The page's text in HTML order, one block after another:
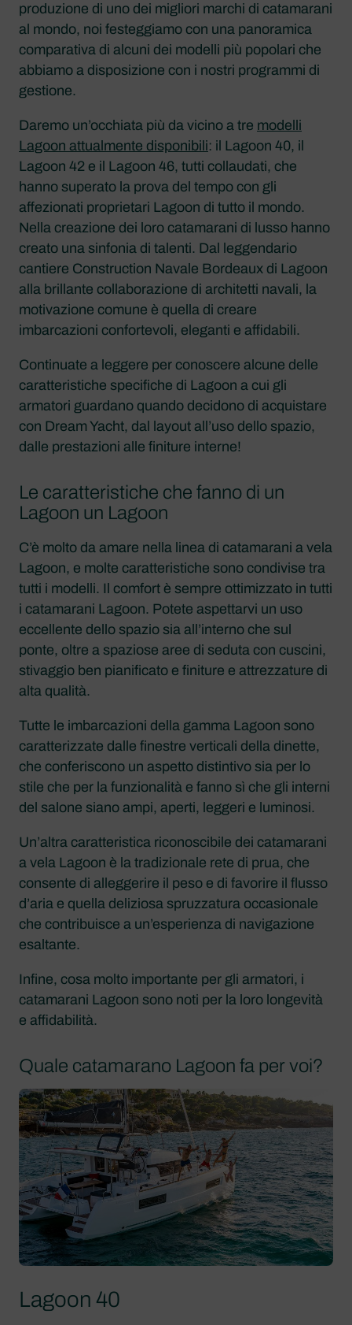
produzione di uno dei migliori marchi di catamarani
al mondo, noi festeggiamo con una panoramica
comparativa di alcuni dei modelli più popolari che
abbiamo a disposizione con i nostri programmi di
gestione.
Daremo un’occhiata più da vicino a tre modelli
Lagoon attualmente disponibili: il Lagoon 40, il
Lagoon 42 e il Lagoon 46, tutti collaudati, che
hanno superato la prova del tempo con gli
affezionati proprietari Lagoon di tutto il mondo.
Nella creazione dei loro catamarani di lusso hanno
creato una sinfonia di talenti. Dal leggendario
cantiere Construction Navale Bordeaux di Lagoon
alla brillante collaborazione di architetti navali, la
motivazione comune è quella di creare
imbarcazioni confortevoli, eleganti e affidabili.
Continuate a leggere per conoscere alcune delle
caratteristiche specifiche di Lagoon a cui gli
armatori guardano quando decidono di acquistare
con Dream Yacht, dal layout all’uso dello spazio,
dalle prestazioni alle finiture interne!
Le caratteristiche che fanno di un
Lagoon un Lagoon
C’è molto da amare nella linea di catamarani a vela
Lagoon, e molte caratteristiche sono condivise tra
tutti i modelli. Il comfort è sempre ottimizzato in tutti
i catamarani Lagoon. Potete aspettarvi un uso
eccellente dello spazio sia all’interno che sul
ponte, oltre a spaziose aree di seduta con cuscini,
stivaggio ben pianificato e finiture e attrezzature di
alta qualità.
Tutte le imbarcazioni della gamma Lagoon sono
caratterizzate dalle finestre verticali della dinette,
che conferiscono un aspetto distintivo sia per lo
stile che per la funzionalità e fanno sì che gli interni
del salone siano ampi, aperti, leggeri e luminosi.
Un’altra caratteristica riconoscibile dei catamarani
a vela Lagoon è la tradizionale rete di prua, che
consente di alleggerire il peso e di favorire il flusso
d’aria e quella deliziosa spruzzatura occasionale
che contribuisce a un’esperienza di navigazione
esaltante.
Infine, cosa molto importante per gli armatori, i
catamarani Lagoon sono noti per la loro longevità
e affidabilità.
Quale catamarano Lagoon fa per voi?
Lagoon 40